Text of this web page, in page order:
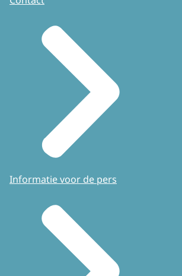
Informatie voor de pers